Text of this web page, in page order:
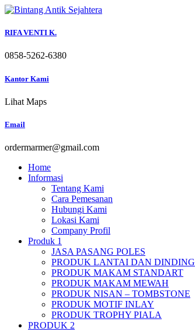
Skip
content
RIFA VENTI K.
0858-5262-6380
Kantor Kami
Lihat Maps
Email
ordermarmer@gmail.com
Home
Informasi
Tentang Kami
Cara Pemesanan
Hubungi Kami
Lokasi Kami
Company Profil
Produk 1
JASA PASANG POLES
PRODUK LANTAI DAN DINDING
PRODUK MAKAM STANDART
PRODUK MAKAM MEWAH
PRODUK NISAN – TOMBSTONE
PRODUK MOTIF INLAY
PRODUK TROPHY PIALA
PRODUK 2